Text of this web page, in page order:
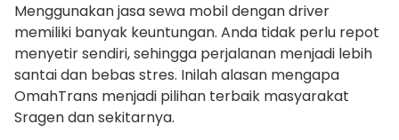
Menggunakan jasa sewa mobil dengan driver
memiliki banyak keuntungan. Anda tidak perlu repot
menyetir sendiri, sehingga perjalanan menjadi lebih
santai dan bebas stres. Inilah alasan mengapa
OmahTrans menjadi pilihan terbaik masyarakat
Sragen dan sekitarnya.